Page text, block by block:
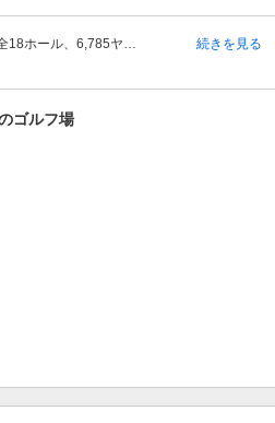
多古カントリークラブのコースは全18ホール、6,785ヤード、パー72の杉林を残してレイアウトされている丘陵コースです。フェアウェイは広く、距離は短めであり、ドッグレッグが多くトリッキーなホールもあり、戦略性のあるプレーが楽しめます。 コースメンテナンスが行き届いており、コンディションも良いので、気分良くプレーできます。コースはフラットでオーソドックスですが、池やバンカーのレイアウトには工夫があり、美しい景観の中にも戦略性を秘めています。特に、最終18番パー5のロングホールは難易度が高く、戦略眼が必要なコースとなっています。コース内で最も距離があり、グリーンは奥行きが無く、手前には池があるため、セカンドショットの落としどころと、アプローチの正確さが問われます。何度でもチャレンジしたくなるコースとして人気があります。 続きを見る
ゴルフ場